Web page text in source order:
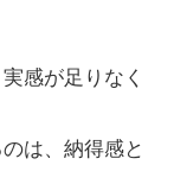
感が足りなく
は、納得感と